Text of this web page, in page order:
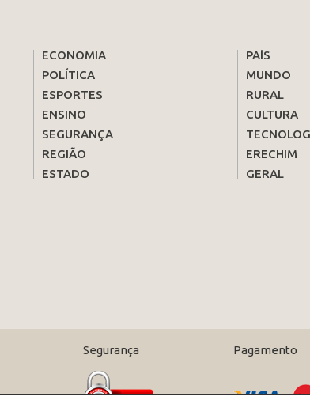
ECONOMIA
POLÍTICA
ESPORTES
ENSINO
SEGURANÇA
REGIÃO
ESTADO
PAÍS
MUNDO
RURAL
CULTURA
ERECHIM
GERAL
Segurança Pagamento